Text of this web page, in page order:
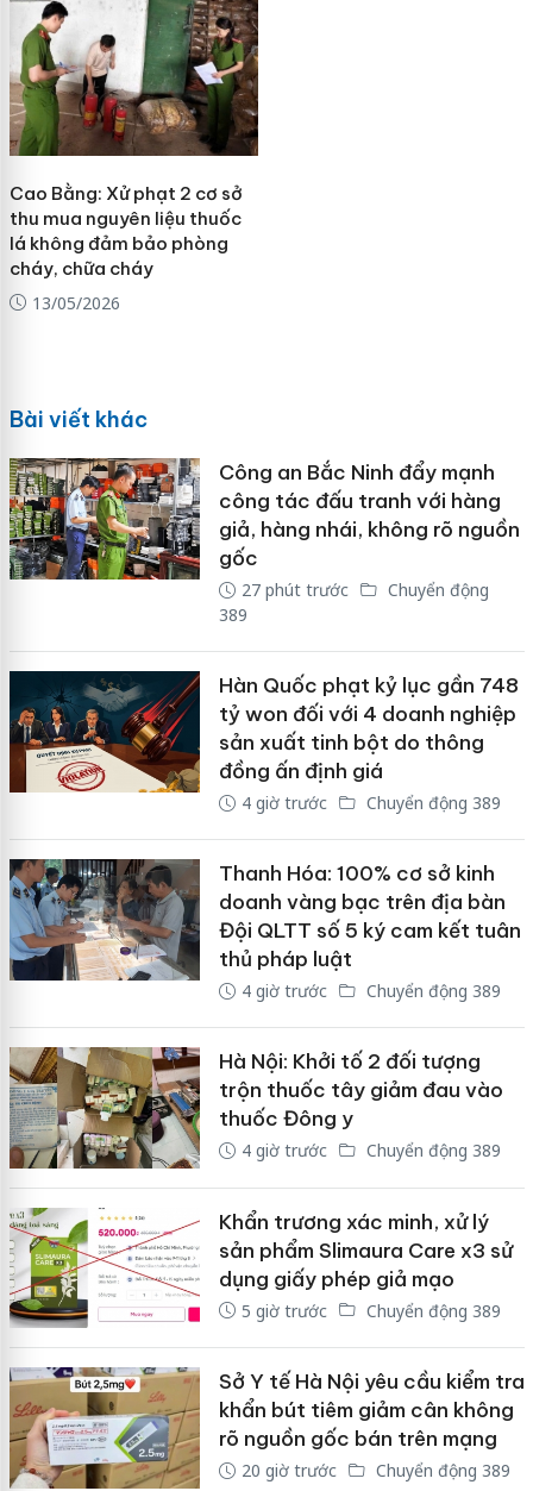
Cao Bằng: Xử phạt 2 cơ sở
thu mua nguyên liệu thuốc
lá không đảm bảo phòng
cháy, chữa cháy
13/05/2026
Bài viết khác
Công an Bắc Ninh đẩy mạnh
công tác đấu tranh với hàng
giả, hàng nhái, không rõ nguồn
gốc
27 phút trước
Chuyển động
389
Hàn Quốc phạt kỷ lục gần 748
tỷ won đối với 4 doanh nghiệp
sản xuất tinh bột do thông
đồng ấn định giá
4 giờ trước Chuyển động 389
Thanh Hóa: 100% cơ sở kinh
doanh vàng bạc trên địa bàn
Đội QLTT số 5 ký cam kết tuân
thủ pháp luật
4 giờ trước Chuyển động 389
Hà Nội: Khởi tố 2 đối tượng
trộn thuốc tây giảm đau vào
thuốc Đông y
4 giờ trước Chuyển động 389
Khẩn trương xác minh, xử lý
sản phẩm Slimaura Care x3 sử
dụng giấy phép giả mạo
5 giờ trước Chuyển động 389
Sở Y tế Hà Nội yêu cầu kiểm tra
khẩn bút tiêm giảm cân không
rõ nguồn gốc bán trên mạng
20 giờ trước Chuyển động 389